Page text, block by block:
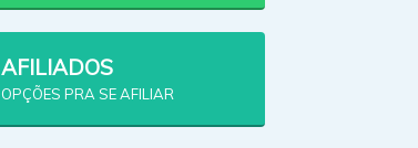
AFILIADOS
OPÇÕES PRA SE AFILIAR